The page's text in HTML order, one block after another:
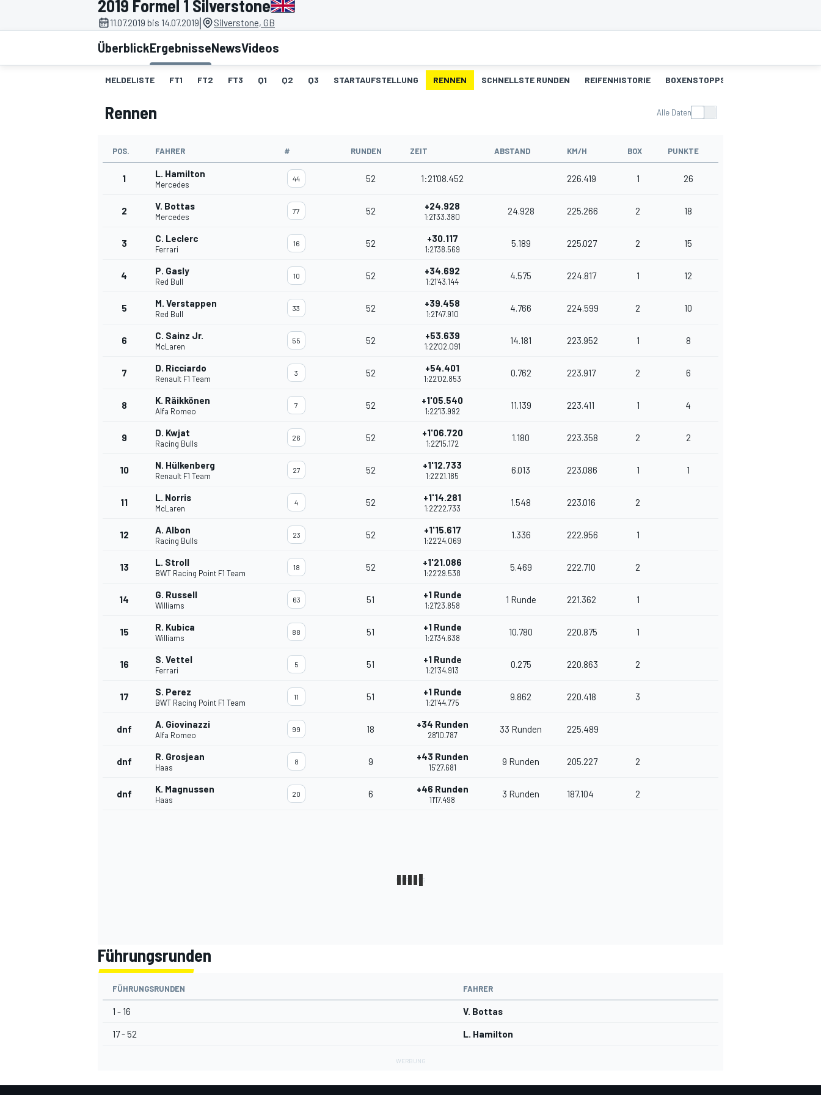
MOTOGP
SPORTWAGEN
2019 Formel 1 Silverstone
11.07.2019 bis 14.07.2019| Silverstone, GB
ÜberblickErgebnisseNewsVideos
MELDELISTE FT1 FT2 FT3 Q1 Q2 Q3 STARTAUFSTELLUNG RENNEN SCHNELLSTE RUNDEN REIFENHISTORIE BOXENSTOPPS
Rennen Alle Daten
POS. FAHRER # RUNDEN ZEIT ABSTAND KM/H BOX PUNKTE
1 L. Hamilton
Mercedes
44 52 1:21'08.452 226.419 1 26
2 V. Bottas
Mercedes
77 52 +24.928
1:21'33.380
24.928 225.266 2 18
3 C. Leclerc
Ferrari
16 52 +30.117
1:21'38.569
5.189 225.027 2 15
4 P. Gasly
Red Bull
10 52 +34.692
1:21'43.144
4.575 224.817 1 12
5 M. Verstappen
Red Bull
33 52 +39.458
1:21'47.910
4.766 224.599 2 10
6 C. Sainz Jr.
McLaren
55 52 +53.639
1:22'02.091
14.181 223.952 1 8
7 D. Ricciardo
Renault F1 Team
3 52 +54.401
1:22'02.853
0.762 223.917 2 6
8 K. Räikkönen
Alfa Romeo
7 52 +1'05.540
1:22'13.992
11.139 223.411 1 4
9 D. Kwjat
Racing Bulls
26 52 +1'06.720
1:22'15.172
1.180 223.358 2 2
10 N. Hülkenberg
Renault F1 Team
27 52 +1'12.733
1:22'21.185
6.013 223.086 1 1
11 L. Norris
McLaren
4 52 +1'14.281
1:22'22.733
1.548 223.016 2
12 A. Albon
Racing Bulls
23 52 +1'15.617
1:22'24.069
1.336 222.956 1
13 L. Stroll
BWT Racing Point F1 Team
18 52 +1'21.086
1:22'29.538
5.469 222.710 2
14 G. Russell
Williams
63 51 +1 Runde
1:21'23.858
1 Runde 221.362 1
15 R. Kubica
Williams
88 51 +1 Runde
1:21'34.638
10.780 220.875 1
16 S. Vettel
Ferrari
5 51 +1 Runde
1:21'34.913
0.275 220.863 2
17 S. Perez
BWT Racing Point F1 Team
11 51 +1 Runde
1:21'44.775
9.862 220.418 3
dnf A. Giovinazzi
Alfa Romeo
99 18 +34 Runden
28'10.787
33 Runden 225.489
dnf R. Grosjean
Haas
8 9 +43 Runden
15'27.681
9 Runden 205.227 2
dnf K. Magnussen
Haas
20 6 +46 Runden
11'17.498
3 Runden 187.104 2
Führungsrunden
FÜHRUNGSRUNDEN FAHRER
1 - 16 V. Bottas
17 - 52 L. Hamilton